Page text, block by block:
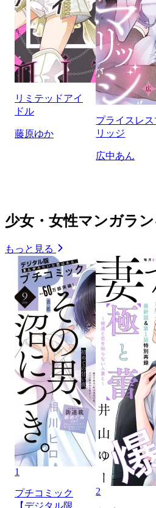
リミテッドアイ
ドル
藤原ゆか
プライスレス
リッジ
広中あん
少女・女性マンガラ
もっと見る
1
プチコミック
【デジタル限
2